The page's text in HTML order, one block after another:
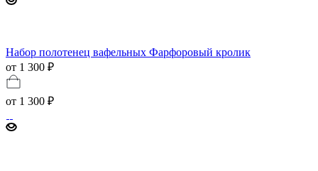
Набор полотенец вафельных Фарфоровый кролик
от 1 300 ₽
от 1 300 ₽